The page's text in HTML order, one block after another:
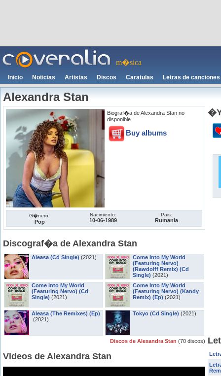
m�sica
Inicio Noticias Artistas Discos Caratulas Letras de canciones
Alexandra Stan
Biograf�a de Alexandra Stan no
disponible
Buy albums
G�nero:
Pop
Nacimiento:
10-06-1989
Pais:
Rumania
Discograf�a de Alexandra Stan
Aleasa (Cd Single) (2021)
Come Into My World
(Featuring Nervo) (Cd
Single) (2021)
Aleasa (The Remixes) (Ep)
(2021)
Come Into My World
(Featuring Nervo)
(Rawdolff Remix) (Cd
Single) (2021)
Come Into My World
(Featuring Nervo) (Kandy
Remix) (Ep) (2021)
Tokyo (Cd Single) (2021)
Discos de Alexandra Stan (70 discos)
Videos de Alexandra Stan